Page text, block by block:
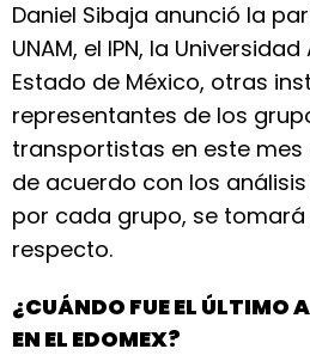
Daniel Sibaja anunció la
UNAM, el IPN, la
Estado de México, otras
representantes de los
transportistas en este mes
de acuerdo con los
por cada grupo, se
respecto.
¿CUÁNDO FUE EL ÚLTIMO
EN EL EDOMEX?